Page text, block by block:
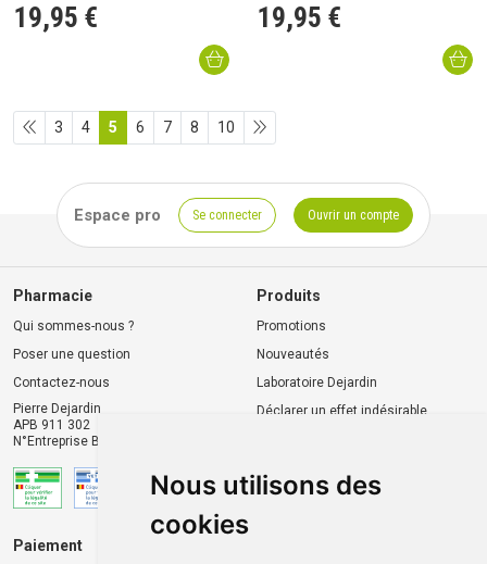
Nous utilisons des
cookies
19,95 € 19,95 €
3 4 5 6 7 8 10
Espace pro Se connecter Ouvrir un compte
Pharmacie
Qui sommes-nous ?
Poser une question
Contactez-nous
Pierre Dejardin
APB 911 302
N°Entreprise BE0446.901.764
Produits
Promotions
Nouveautés
Laboratoire Dejardin
Déclarer un effet indésirable
Paiement